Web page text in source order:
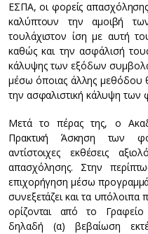
ΕΣΠΑ, οι φορείς
καλύπτουν την αμοιβή
τουλάχιστον ίση με αυτή
καθώς και την ασφάλισή
κάλυψης των εξόδων
μέσω όποιας άλλης μεθόδου
την ασφαλιστική κάλυψη των
Μετά το πέρας της, ο
Πρακτική Άσκηση των
αντίστοιχες εκθέσεις
απασχόλησης. Στην
επιχορήγηση μέσω
συνεξετάζει και τα
ορίζονται από το
δηλαδή (α) βεβαίωση